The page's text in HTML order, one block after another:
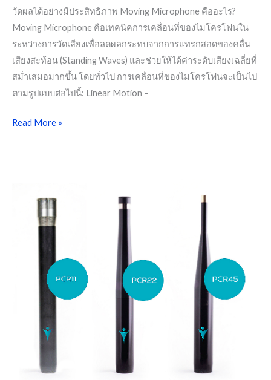
วัดผลได้อย่างมีประสิทธิภาพ Moving Microphone คืออะไร?
Moving Microphone คือเทคนิคการเคลื่อนที่ของไมโครโฟนใน
ระหว่างการวัดเสียงเพื่อลดผลกระทบจากการแทรกสอดของคลื่น
เสียงสะท้อน (Standing Waves) และช่วยให้ได้ค่าระดับเสียงเฉลี่ยที่
สม่ำเสมอมากขึ้น โดยทั่วไป การเคลื่อนที่ของไมโครโฟนจะเป็นไป
ตามรูปแบบต่อไปนี้: Linear Motion –
Read More »
calibration